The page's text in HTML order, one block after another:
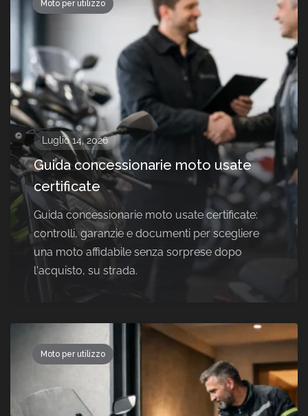
Moto per utilizzo
Luglio 14, 2026
Guida concessionarie moto usate
certificate
Guida concessionarie moto usate certificate:
controlli, garanzie e documenti per scegliere
una moto affidabile senza sorprese dopo
l'acquisto, su strada.
Moto per utilizzo